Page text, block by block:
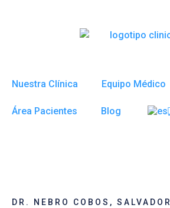
Nuestra Clínica Equipo Médico
Área Pacientes Blog
DR. NEBRO COBOS, SALVADOR